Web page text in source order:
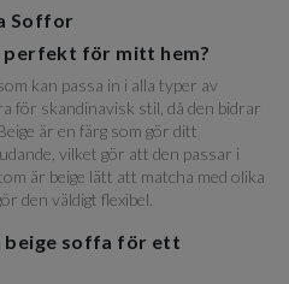
Soffor
perfekt för mitt hem?
kan passa in i alla typer av
för skandinavisk stil, då den bidrar
är en färg som gör ditt
vilket gör att den passar i
är beige lätt att matcha med olika
den väldigt flexibel.
beige soffa för ett